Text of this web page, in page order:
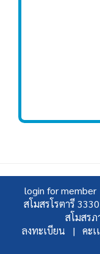
login for
สโมสรโรตารี
สโมสร
ลงทะเบียน |
คะ